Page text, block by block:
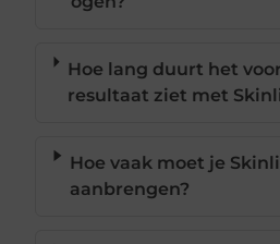
Hoe lang duurt het
resultaat ziet met
Hoe vaak moet je
aanbrengen?